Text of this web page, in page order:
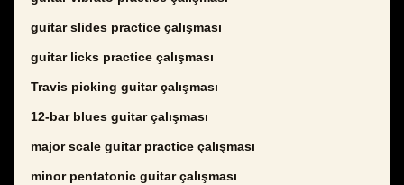
guitar slides practice çalışması
guitar licks practice çalışması
Travis picking guitar çalışması
12-bar blues guitar çalışması
major scale guitar practice çalışması
minor pentatonic guitar çalışması